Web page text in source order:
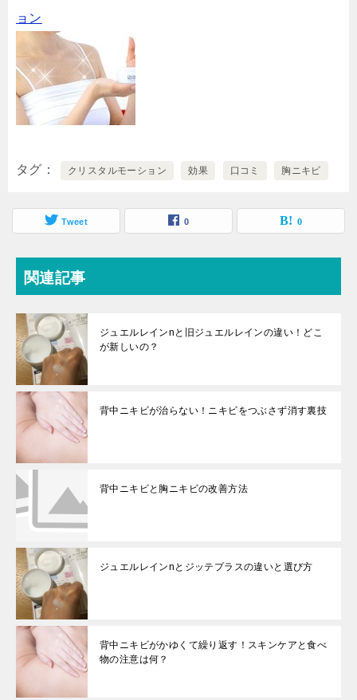
ョン
タグ クリスタルモーション 効果 口コミ 胸ニキビ
Tweet 0 0
関連記事
ジュエルレインnと旧ジュエルレインの違い！どこ
が新しいの？
背中ニキビが治らない！ニキビをつぶさず消す裏技
背中ニキビと胸ニキビの改善方法
ジュエルレインnとジッテプラスの違いと選び方
背中ニキビがかゆくて繰り返す！スキンケアと食べ
物の注意は何？